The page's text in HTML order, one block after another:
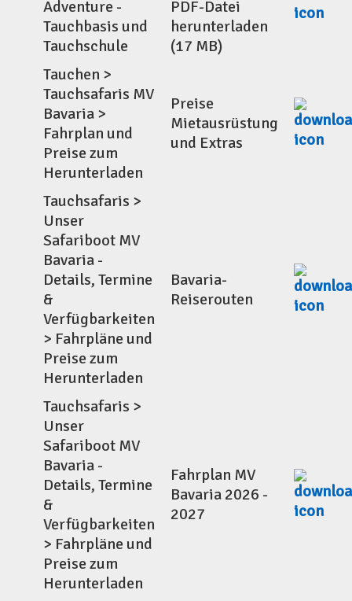
Adventure -
Tauchbasis und
Tauchschule
PDF-Datei
herunterladen
(17 MB)
Tauchen >
Tauchsafaris MV
Bavaria >
Fahrplan und
Preise zum
Herunterladen
Preise
Mietausrüstung
und Extras
Tauchsafaris >
Unser
Safariboot MV
Bavaria -
Details, Termine
&
Verfügbarkeiten
> Fahrpläne und
Preise zum
Herunterladen
Bavaria-
Reiserouten
Tauchsafaris >
Unser
Safariboot MV
Bavaria -
Details, Termine
&
Verfügbarkeiten
> Fahrpläne und
Preise zum
Herunterladen
Fahrplan MV
Bavaria 2026 -
2027